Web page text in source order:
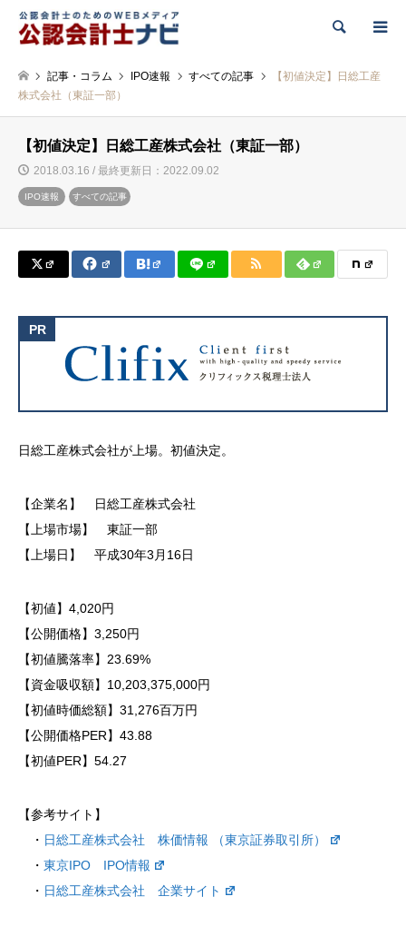
検索
記事・コラム IPO速報 すべての記事
【初値決定】日総工産
株式会社（東証一部）
【初値決定】日総工産株式会社（東証一部）
2018.03.16 / 最終更新日：2022.09.02
IPO速報 すべての記事
日総工産株式会社が上場。初値決定。
【企業名】 日総工産株式会社
【上場市場】 東証一部
【上場日】 平成30年3月16日
【初値】4,020円
【公開価格】3,250円
【初値騰落率】23.69%
【資金吸収額】10,203,375,000円
【初値時価総額】31,276百万円
【公開価格PER】43.88
【初値PER】54.27
【参考サイト】
・ 日総工産株式会社 株価情報 （東京証券取引所）
・ 東京IPO IPO情報
・ 日総工産株式会社 企業サイト